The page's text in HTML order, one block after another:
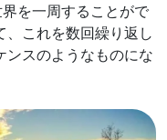
を一周することがで
、これを数回繰り返し
ンスのようなものにな